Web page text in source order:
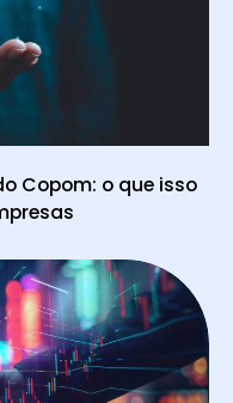
Copom: o que isso